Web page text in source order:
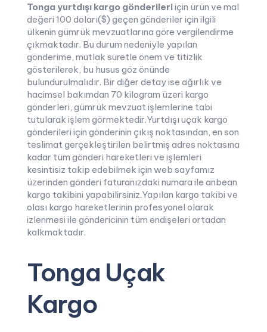
Tonga yurtdışı kargo gönderileriiçin ürün ve mal
değeri 100 doları($) geçen gönderiler için ilgili
ülkenin gümrük mevzuatlarına göre vergilendirme
çıkmaktadır. Bu durum nedeniyle yapılan
gönderime, mutlak suretle önem ve titizlik
gösterilerek, bu husus göz önünde
bulundurulmalıdır. Bir diğer detay ise ağırlık ve
hacimsel bakımdan 70 kilogram üzeri kargo
gönderleri, gümrük mevzuat işlemlerine tabi
tutularak işlem görmektedir.Yurtdışı uçak kargo
gönderileri için gönderinin çıkış noktasından, en son
teslimat gerçekleştirilen belirtmiş adres noktasına
kadar tüm gönderi hareketleri ve işlemleri
kesintisiz takip edebilmek için web sayfamız
üzerinden gönderi faturanızdaki numara ile anbean
kargo takibini yapabilirsiniz.Yapılan kargo takibi ve
olası kargo hareketlerinin profesyonel olarak
izlenmesi ile göndericinin tüm endişeleri ortadan
kalkmaktadır.
Tonga Uçak
Kargo